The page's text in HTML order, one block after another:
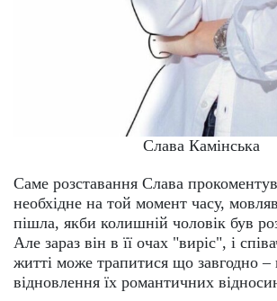
Слава Камінська
Саме розставання Слава
необхідне на той момент часу,
пішла, якби колишній чоловік був
Але зараз він в її очах "виріс", і
житті може трапитися що завгодно –
відновлення їх романтичних